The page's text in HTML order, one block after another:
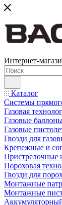
Интернет-
Каталог
Системы
Газовая
Газовые
Газовые
Гвозди для
Крепежные и
Пристрелочные
Пороховая
Гвозди для
Монтажные
Монтажные